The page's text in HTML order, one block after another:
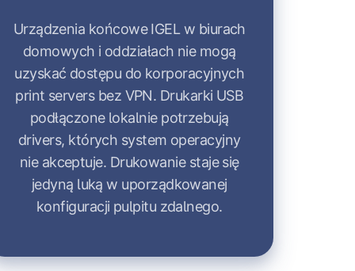
Urządzenia końcowe IGEL w biurach
domowych i oddziałach nie mogą
uzyskać dostępu do korporacyjnych
print servers bez VPN. Drukarki USB
podłączone lokalnie potrzebują
drivers, których system operacyjny
nie akceptuje. Drukowanie staje się
jedyną luką w uporządkowanej
konfiguracji pulpitu zdalnego.